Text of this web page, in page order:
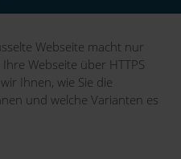
Webseite macht nur
Webseite über HTTPS
Ihnen, wie Sie die
und welche Varianten es